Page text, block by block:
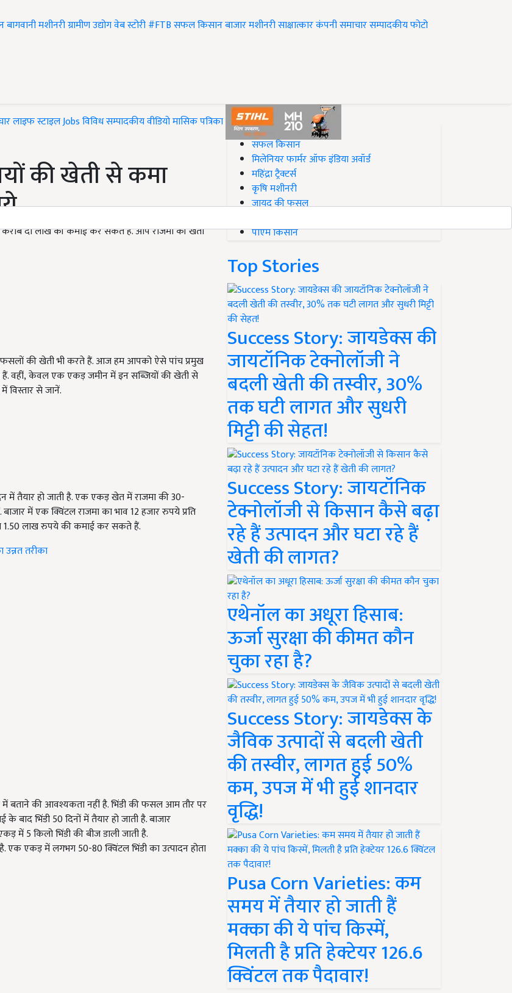
बागवानीमशीनरीग्रामीण उद्योगवेब स्टोरी#FTBसफल किसानबाजारमशीनरीसाक्षात्कारकंपनी समाचारसम्पादकीयफोटो
लाइफ स्टाइलJobsविविधसम्पादकीयवीडियोमासिक पत्रिका
की खेती से कमा
दो लाख की कमाई कर सकते हैं. आप राजमा की खेती
की खेती भी करते हैं. आज हम आपको ऐसे पांच प्रमुख
वहीं,केवल एक एकड़ जमीन में इन सब्जियों की खेती से
विस्तार से जानें.
में तैयार हो जाती है. एक एकड़ खेत में राजमा की30-
बाजार में एक क्विंटल राजमा का भाव12हजार रुपये प्रति
1.50लाख रुपये की कमाई कर सकते हैं.
तरीका
में बताने की आवश्यकता नहीं है. भिंडी की फसल आम तौर पर
के बाद भिंडी50दिनों में तैयार हो जाती है. बाजार
में5किलो भिंडी की बीज डाली जाती है.
है. एक एकड़ में लगभग50-80क्विंटल भिंडी का उत्पादन होता
#Top on Krishi Jagran
सफल किसान
मिलेनियर फार्मर ऑफ इंडिया अवॉर्ड
महिंद्रा ट्रैक्टर्स
कृषि मशीनरी
जायद की फसल
पीएम किसान
Top Stories
Success Story: जायडेक्स की
जायटॉनिक टेक्नोलॉजी ने
बदली खेती की तस्वीर, 30%
तक घटी लागत और सुधरी
मिट्टी की सेहत!
Success Story: जायटॉनिक
टेक्नोलॉजी से किसान कैसे बढ़ा
रहे हैं उत्पादन और घटा रहे हैं
खेती की लागत?
एथेनॉल का अधूरा हिसाब:
ऊर्जा सुरक्षा की कीमत कौन
चुका रहा है?
Success Story: जायडेक्स के
जैविक उत्पादों से बदली खेती
की तस्वीर, लागत हुई 50%
कम, उपज में भी हुई शानदार
वृद्धि!
Pusa Corn Varieties: कम
समय में तैयार हो जाती हैं
मक्का की ये पांच किस्में,
मिलती है प्रति हेक्टेयर 126.6
क्विंटल तक पैदावार!